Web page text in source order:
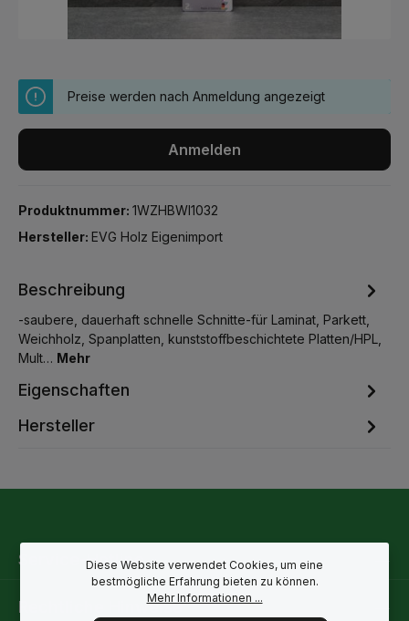
Preise werden nach Anmeldung angezeigt
Anmelden
Produktnummer: 1WZHBWI1032
Hersteller: EVG Holz Eigenimport
Beschreibung
-saubere, dauerhaft schnelle Schnitte-für Laminat, Parkett,
Weichholz, Spanplatten, kunststoffbeschichtete Platten/HPL,
Mult… Mehr
Eigenschaften
Hersteller
Service-Hotline
Rechtliche Hinweise
Diese Website verwendet Cookies, um eine
bestmögliche Erfahrung bieten zu können.
Mehr Informationen ...